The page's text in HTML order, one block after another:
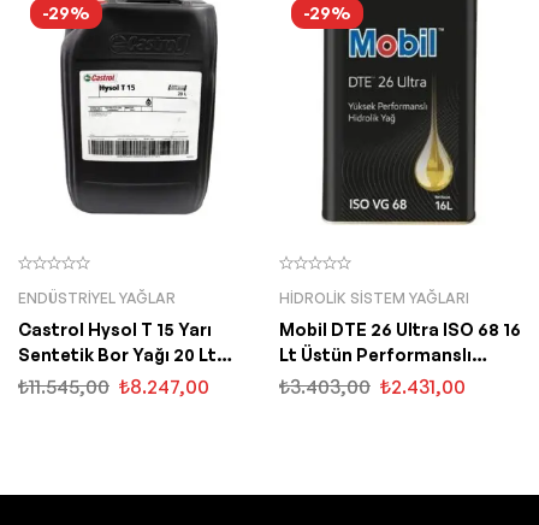
-29%
ENDÜSTRIYEL YAĞLAR
Castrol Hysol T 15 Yarı
Sentetik Bor Yağı 20 Lt
Soğutma Sıvısı
₺11.545,00 ₺8.247,00
-29%
HIDROLIK SISTEM YAĞLARI
Mobil DTE 26 Ultra ISO 68 16
Lt Üstün Performanslı
Hidrolik Sistem Yağı
₺3.403,00 ₺2.431,00